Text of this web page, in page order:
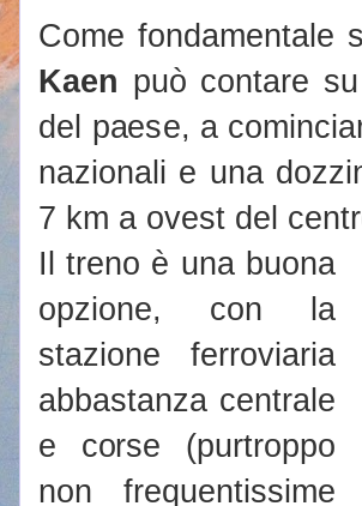
Come fondamentale
Kaen può contare
del paese, a
nazionali e una
7 km a ovest del
Il treno è una buona
opzione, con la
stazione ferroviaria
abbastanza centrale
e corse (purtroppo
non frequentissime